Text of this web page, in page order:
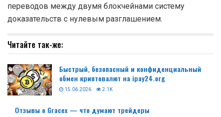
переводов между двумя блокчейнами систему
доказательств с нулевым разглашением.
Читайте так-же:
Быстрый, безопасный и конфиденциальный
обмен криптовалют на ipay24.org
15.06.2026 2.1K
Отзывы о Gracex — что думают трейдеры